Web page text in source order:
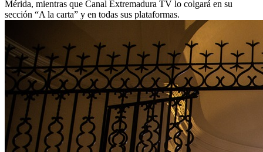
Mérida, mientras que Canal Extremadura TV lo colgará en su
sección “A la carta” y en todas sus plataformas.